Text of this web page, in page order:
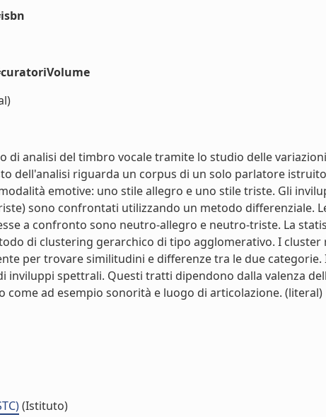
analisi del timbro vocale tramite lo studio delle
dell'analisi riguarda un corpus di un solo parlatore
emotive: uno stile allegro e uno stile triste. Gli
sono confrontati utilizzando un metodo differenziale.
a confronto sono neutro-allegro e neutro-triste. La
di clustering gerarchico di tipo agglomerativo. I
per trovare similitudini e differenze tra le due
inviluppi spettrali. Questi tratti dipendono dalla valenza
ad esempio sonorità e luogo di articolazione. (literal)
(Istituto)